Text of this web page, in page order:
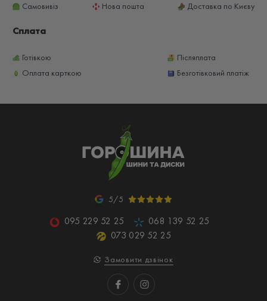
Самовивіз Нова пошта Доставка по Києву
Сплата
Готівкою
Післяплата
Оплата карткою
Безготівковий платіж
5/5
095 229 52 25
068 139 52 25
073 029 52 25
Замовити дзвінок